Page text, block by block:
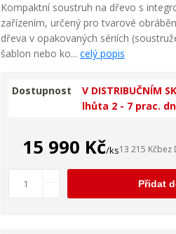
Kompaktní soustruh na dřevo s
zařízením, určený pro tvarové
dřeva v opakovaných sériích
šablon nebo ko... celý popis
Dostupnost
V DISTRIBUČNÍM
lhůta 2 - 7 prac.
15 990 Kč/ks13 215 Kčbez
Přidat